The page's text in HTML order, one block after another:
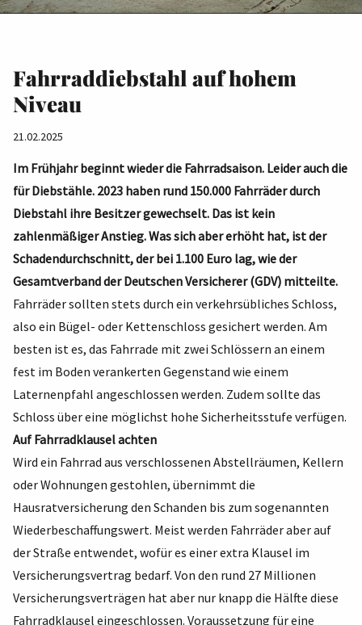
Fahrraddiebstahl auf hohem
Niveau
21.02.2025
Im Frühjahr beginnt wieder die Fahrradsaison. Leider auch die
für Diebstähle. 2023 haben rund 150.000 Fahrräder durch
Diebstahl ihre Besitzer gewechselt. Das ist kein
zahlenmäßiger Anstieg. Was sich aber erhöht hat, ist der
Schadendurchschnitt, der bei 1.100 Euro lag, wie der
Gesamtverband der Deutschen Versicherer (GDV) mitteilte.
Fahrräder sollten stets durch ein verkehrsübliches Schloss,
also ein Bügel- oder Kettenschloss gesichert werden. Am
besten ist es, das Fahrrade mit zwei Schlössern an einem
fest im Boden verankerten Gegenstand wie einem
Laternenpfahl angeschlossen werden. Zudem sollte das
Schloss über eine möglichst hohe Sicherheitsstufe verfügen.
Auf Fahrradklausel achten
Wird ein Fahrrad aus verschlossenen Abstellräumen, Kellern
oder Wohnungen gestohlen, übernimmt die
Hausratversicherung den Schanden bis zum sogenannten
Wiederbeschaffungswert. Meist werden Fahrräder aber auf
der Straße entwendet, wofür es einer extra Klausel im
Versicherungsvertrag bedarf. Von den rund 27 Millionen
Versicherungsverträgen hat aber nur knapp die Hälfte diese
Fahrradklausel eingeschlossen. Voraussetzung für eine